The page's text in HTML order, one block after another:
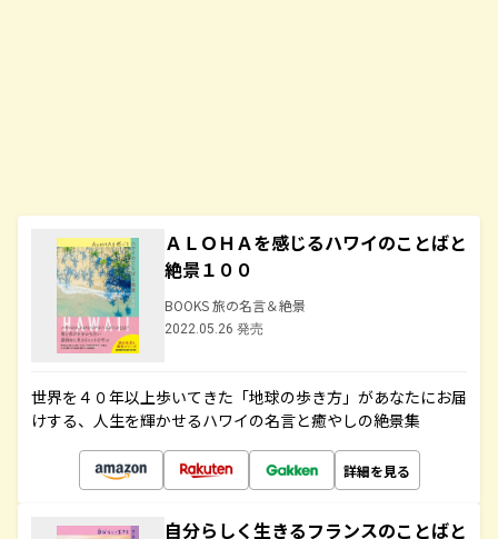
ＡＬＯＨＡを感じるハワイのことばと
絶景１００
BOOKS 旅の名言＆絶景
2022.05.26 発売
世界を４０年以上歩いてきた「地球の歩き方」があなたにお届
けする、人生を輝かせるハワイの名言と癒やしの絶景集
詳細を見る
自分らしく生きるフランスのことばと